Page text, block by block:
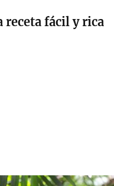
receta fácil y rica